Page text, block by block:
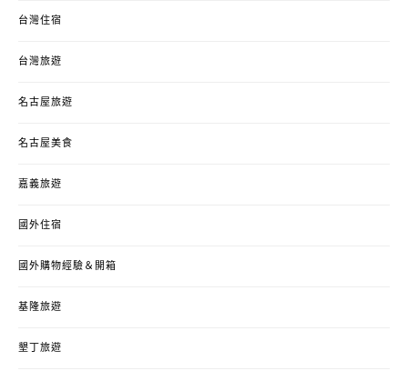
台灣住宿
台灣旅遊
名古屋旅遊
名古屋美食
嘉義旅遊
國外住宿
國外購物經驗＆開箱
基隆旅遊
墾丁旅遊